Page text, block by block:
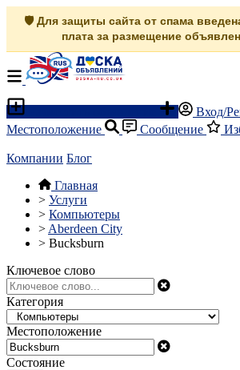
🛡️ Для защиты сайта от спама
плата за размещение
Вход/
Местоположение
Сообщение
Компании Блог
Главная
> Услуги
> Компьютеры
> Aberdeen City
> Bucksburn
Ключевое слово
Категория
Местоположение
Состояние